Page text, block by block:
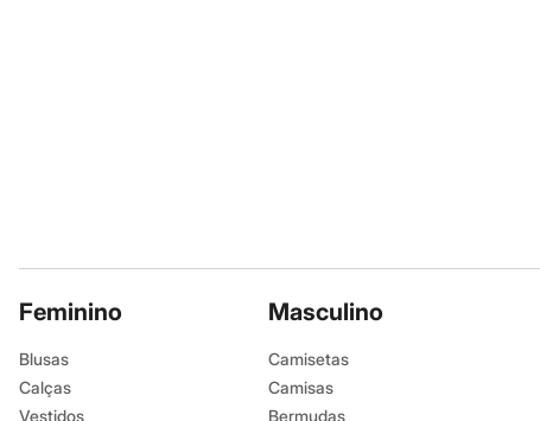
Recém-nascido
Chapéus
Feminino
Blusas
Calças
Vestidos
Masculino
Camisetas
Camisas
Bermudas